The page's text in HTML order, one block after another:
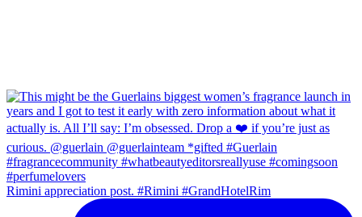
Rimini appreciation post. #Rimini #GrandHotelRim